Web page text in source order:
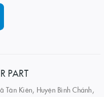
PART
Kiên, Huyện Bình Chánh,